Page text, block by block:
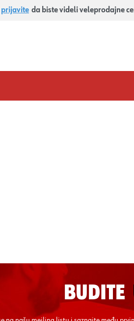
prijavite da biste videli veleprodajne
BUDITE